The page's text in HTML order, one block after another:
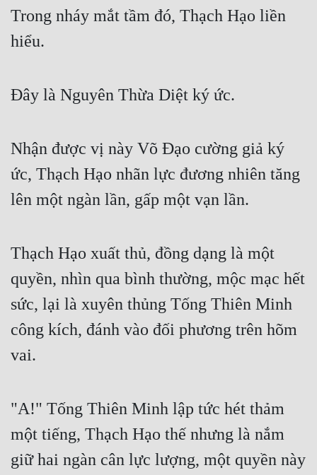
Huyền Ảo
Hài Hước
Học Đường
Khoa Huyễn Không Gian
Kinh Dị
Linh Dị
Làm Giàu
Lịch Sử
Mạt Thế
Mỹ Thực
Ngôn Tình
Trong nháy mắt tầm đó, Thạch Hạo liền
hiểu.
Đây là Nguyên Thừa Diệt ký ức.
Nhận được vị này Võ Đạo cường giả ký
ức, Thạch Hạo nhãn lực đương nhiên tăng
lên một ngàn lần, gấp một vạn lần.
Thạch Hạo xuất thủ, đồng dạng là một
quyền, nhìn qua bình thường, mộc mạc hết
sức, lại là xuyên thủng Tống Thiên Minh
công kích, đánh vào đối phương trên hõm
vai.
"A!" Tống Thiên Minh lập tức hét thảm
một tiếng, Thạch Hạo thế nhưng là nắm
giữ hai ngàn cân lực lượng, một quyền này